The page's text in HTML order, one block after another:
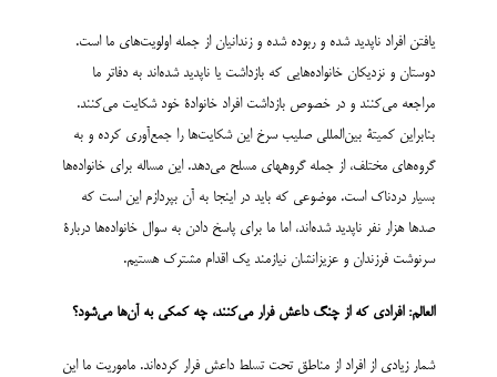
یافتن افراد ناپدید شده و ربوده شده و زندانیان از جمله اولویت‌های ما است.
دوستان و نزدیکان خانواده‌هایی که بازداشت یا ناپدید شده‌اند به دفاتر ما
مراجعه می‌کنند و در خصوص بازداشت افراد خانوادۀ خود شکایت می‌کنند.
بنابراین کمیتۀ بین‌المللی صلیب سرخ این شکایت‌ها را جمع‌آوری کرده و به
گروه‌های مختلف، از جمله گروه‎های مسلح می‌دهد. این مساله برای خانواده‌ها
بسیار دردناک است. موضوعی که باید در اینجا به آن بپردازم این است که
صدها هزار نفر ناپدید شده‌اند، اما ما برای پاسخ دادن به سوال خانواده‌ها دربارۀ
سرنوشت فرزندان و عزیزانشان نیازمند یک اقدام مشترک هستیم.
العالم: افرادی که از چنگ داعش فرار می‌کنند، چه کمکی به آن‌ها می‌شود؟
شمار زیادی از افراد از مناطق تحت تسلط داعش فرار کرده‌اند. ماموریت ما این